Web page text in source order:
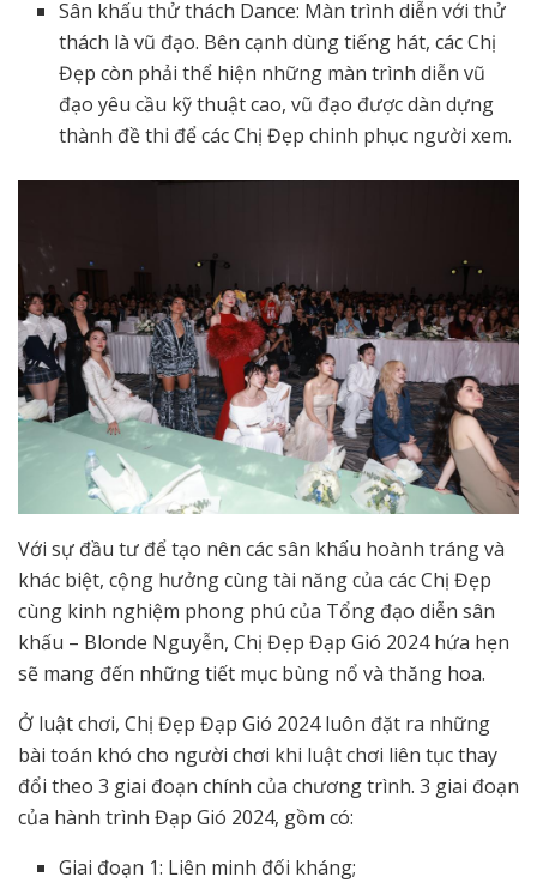
Sân khấu thử thách Dance: Màn trình diễn với thử
thách là vũ đạo. Bên cạnh dùng tiếng hát, các Chị
Đẹp còn phải thể hiện những màn trình diễn vũ
đạo yêu cầu kỹ thuật cao, vũ đạo được dàn dựng
thành đề thi để các Chị Đẹp chinh phục người xem.
Với sự đầu tư để tạo nên các sân khấu hoành tráng và
khác biệt, cộng hưởng cùng tài năng của các Chị Đẹp
cùng kinh nghiệm phong phú của Tổng đạo diễn sân
khấu – Blonde Nguyễn, Chị Đẹp Đạp Gió 2024 hứa hẹn
sẽ mang đến những tiết mục bùng nổ và thăng hoa.
Ở luật chơi, Chị Đẹp Đạp Gió 2024 luôn đặt ra những
bài toán khó cho người chơi khi luật chơi liên tục thay
đổi theo 3 giai đoạn chính của chương trình. 3 giai đoạn
của hành trình Đạp Gió 2024, gồm có:
Giai đoạn 1: Liên minh đối kháng;